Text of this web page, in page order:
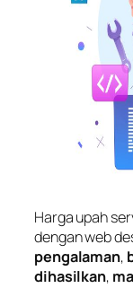
Harga upah
dengan web
pengalaman,
dihasilkan,